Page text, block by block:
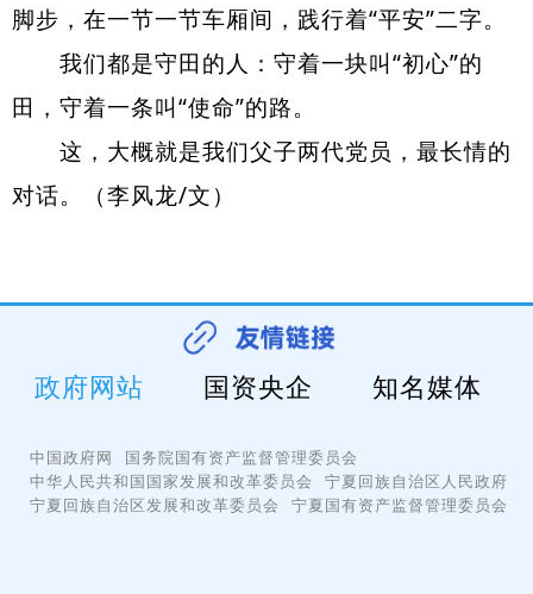
脚步，在一节一节车厢间，践行着“平安”二字。
我们都是守田的人：守着一块叫“初心”的
田，守着一条叫“使命”的路。
这，大概就是我们父子两代党员 ，最长情的
对话。（李风龙/文）
政府网站 国资央企 知名媒体
中国政府网
国务院国有资产监督管理委员会
中华人民共和国国家发展和改革委员会
宁夏回族自治区人民政府
宁夏回族自治区发展和改革委员会
宁夏国有资产监督管理委员会